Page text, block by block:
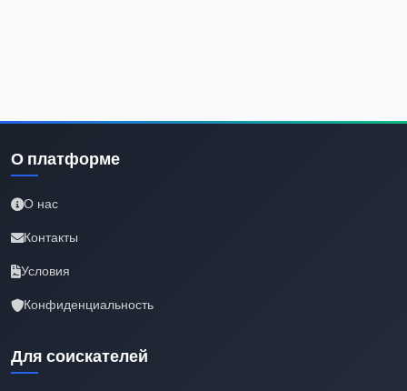
О платформе
О нас
Контакты
Условия
Конфиденциальность
Для соискателей